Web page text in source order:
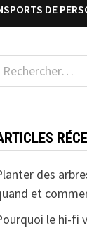
DE
Rechercher :
des
et
le hi-fi